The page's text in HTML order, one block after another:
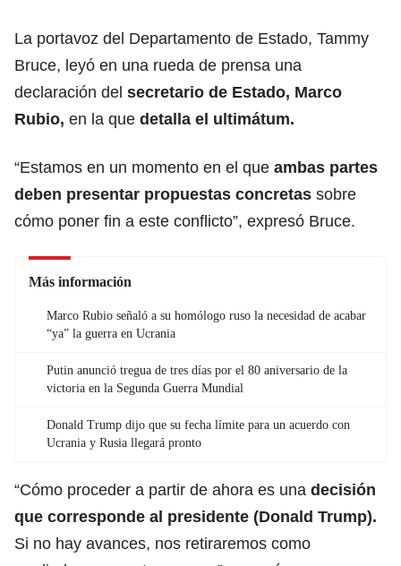
La portavoz del Departamento de Estado, Tammy
Bruce, leyó en una rueda de prensa una
declaración del secretario de Estado, Marco
Rubio, en la que detalla el ultimátum.
“Estamos en un momento en el que ambas partes
deben presentar propuestas concretas sobre
cómo poner fin a este conflicto”, expresó Bruce.
Más información
Marco Rubio señaló a su homólogo ruso la necesidad de acabar
“ya” la guerra en Ucrania
Putin anunció tregua de tres días por el 80 aniversario de la
victoria en la Segunda Guerra Mundial
Donald Trump dijo que su fecha límite para un acuerdo con
Ucrania y Rusia llegará pronto
“Cómo proceder a partir de ahora es una decisión
que corresponde al presidente (Donald Trump).
Si no hay avances, nos retiraremos como